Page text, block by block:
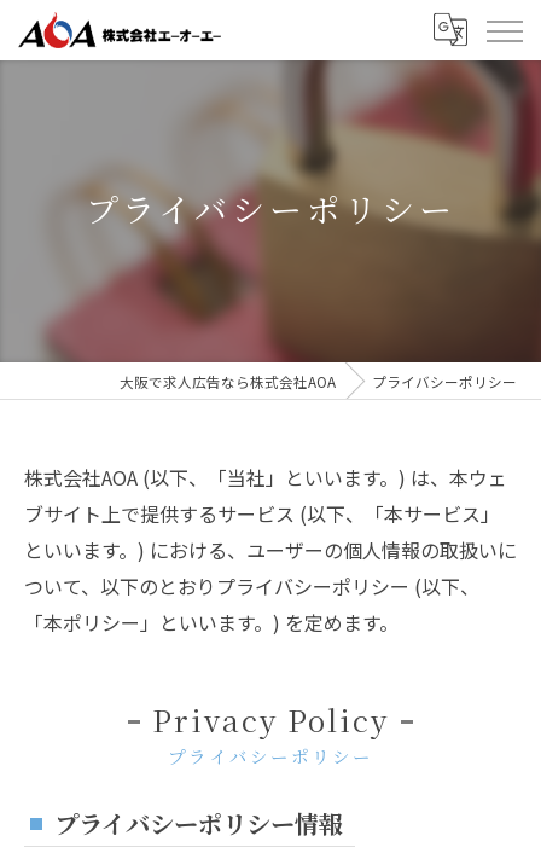
プライバシーポリシー
大阪で求人広告なら株式会社AOA プライバシーポリシー
株式会社AOA (以下、「当社」といいます。) は、本ウェ
ブサイト上で提供するサービス (以下、「本サービス」
といいます。) における、ユーザーの個人情報の取扱いに
ついて、以下のとおりプライバシーポリシー (以下、
「本ポリシー」といいます。) を定めます。
プライバシーポリシー
Privacy Policy
プライバシーポリシー情報